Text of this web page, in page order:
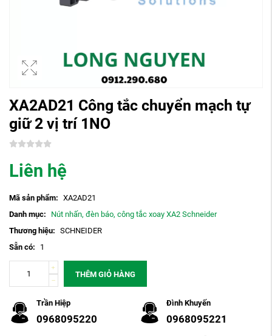
XA2AD21 Công tắc chuyển mạch tự
giữ 2 vị trí 1NO
Liên hệ
Mã sản phẩm: XA2AD21
Danh mục:
Nút nhấn, đèn báo, công tắc xoay XA2 Schneider
Thương hiệu: SCHNEIDER
Sẵn có:
1
THÊM GIỎ HÀNG
Trần Hiệp
0968095220
Đình Khuyến
0968095221